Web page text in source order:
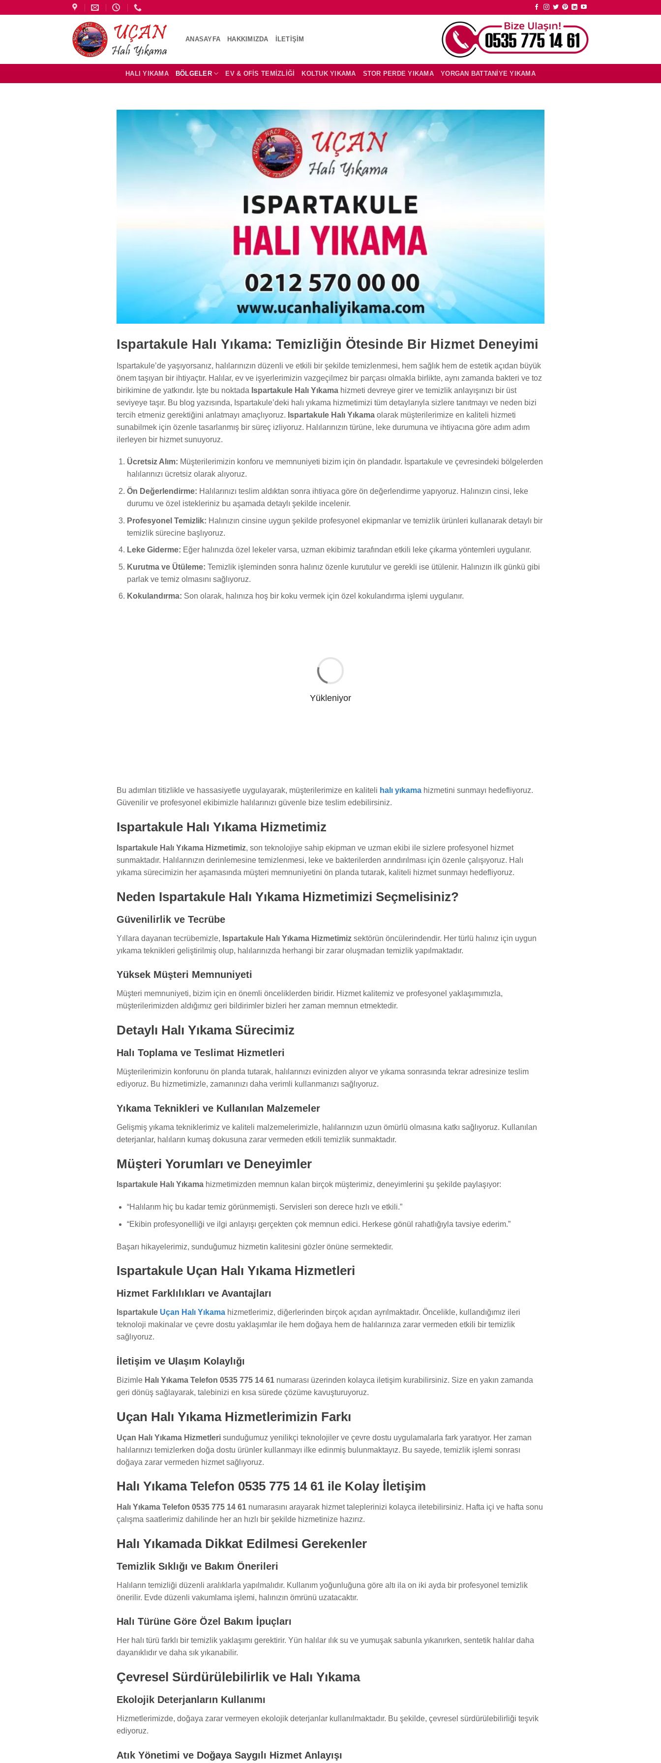
ANASAYFA HAKKIMIZDA İLETIŞIM
HALI YIKAMA BÖLGELER EV & OFIS TEMIZLIĞI KOLTUK YIKAMA STOR PERDE YIKAMA YORGAN BATTANIYE YIKAMA
Ispartakule Halı Yıkama: Temizliğin Ötesinde Bir Hizmet Deneyimi
Ispartakule’de yaşıyorsanız, halılarınızın düzenli ve etkili bir şekilde temizlenmesi, hem sağlık hem de estetik açıdan büyük
önem taşıyan bir ihtiyaçtır. Halılar, ev ve işyerlerimizin vazgeçilmez bir parçası olmakla birlikte, aynı zamanda bakteri ve toz
birikimine de yatkındır. İşte bu noktada Ispartakule Halı Yıkama hizmeti devreye girer ve temizlik anlayışınızı bir üst
seviyeye taşır. Bu blog yazısında, Ispartakule’deki halı yıkama hizmetimizi tüm detaylarıyla sizlere tanıtmayı ve neden bizi
tercih etmeniz gerektiğini anlatmayı amaçlıyoruz. Ispartakule Halı Yıkama olarak müşterilerimize en kaliteli hizmeti
sunabilmek için özenle tasarlanmış bir süreç izliyoruz. Halılarınızın türüne, leke durumuna ve ihtiyacına göre adım adım
ilerleyen bir hizmet sunuyoruz.
Ücretsiz Alım: Müşterilerimizin konforu ve memnuniyeti bizim için ön plandadır. İspartakule ve çevresindeki bölgelerden
halılarınızı ücretsiz olarak alıyoruz.
Ön Değerlendirme: Halılarınızı teslim aldıktan sonra ihtiyaca göre ön değerlendirme yapıyoruz. Halınızın cinsi, leke
durumu ve özel istekleriniz bu aşamada detaylı şekilde incelenir.
Profesyonel Temizlik: Halınızın cinsine uygun şekilde profesyonel ekipmanlar ve temizlik ürünleri kullanarak detaylı bir
temizlik sürecine başlıyoruz.
Leke Giderme: Eğer halınızda özel lekeler varsa, uzman ekibimiz tarafından etkili leke çıkarma yöntemleri uygulanır.
Kurutma ve Ütüleme: Temizlik işleminden sonra halınız özenle kurutulur ve gerekli ise ütülenir. Halınızın ilk günkü gibi
parlak ve temiz olmasını sağlıyoruz.
Kokulandırma: Son olarak, halınıza hoş bir koku vermek için özel kokulandırma işlemi uygulanır.
Yükleniyor
Bu adımları titizlikle ve hassasiyetle uygulayarak, müşterilerimize en kaliteli halı yıkama hizmetini sunmayı hedefliyoruz.
Güvenilir ve profesyonel ekibimizle halılarınızı güvenle bize teslim edebilirsiniz.
Ispartakule Halı Yıkama Hizmetimiz
Ispartakule Halı Yıkama Hizmetimiz, son teknolojiye sahip ekipman ve uzman ekibi ile sizlere profesyonel hizmet
sunmaktadır. Halılarınızın derinlemesine temizlenmesi, leke ve bakterilerden arındırılması için özenle çalışıyoruz. Halı
yıkama sürecimizin her aşamasında müşteri memnuniyetini ön planda tutarak, kaliteli hizmet sunmayı hedefliyoruz.
Neden Ispartakule Halı Yıkama Hizmetimizi Seçmelisiniz?
Güvenilirlik ve Tecrübe
Yıllara dayanan tecrübemizle, Ispartakule Halı Yıkama Hizmetimiz sektörün öncülerindendir. Her türlü halınız için uygun
yıkama teknikleri geliştirilmiş olup, halılarınızda herhangi bir zarar oluşmadan temizlik yapılmaktadır.
Yüksek Müşteri Memnuniyeti
Müşteri memnuniyeti, bizim için en önemli önceliklerden biridir. Hizmet kalitemiz ve profesyonel yaklaşımımızla,
müşterilerimizden aldığımız geri bildirimler bizleri her zaman memnun etmektedir.
Detaylı Halı Yıkama Sürecimiz
Halı Toplama ve Teslimat Hizmetleri
Müşterilerimizin konforunu ön planda tutarak, halılarınızı evinizden alıyor ve yıkama sonrasında tekrar adresinize teslim
ediyoruz. Bu hizmetimizle, zamanınızı daha verimli kullanmanızı sağlıyoruz.
Yıkama Teknikleri ve Kullanılan Malzemeler
Gelişmiş yıkama tekniklerimiz ve kaliteli malzemelerimizle, halılarınızın uzun ömürlü olmasına katkı sağlıyoruz. Kullanılan
deterjanlar, halıların kumaş dokusuna zarar vermeden etkili temizlik sunmaktadır.
Müşteri Yorumları ve Deneyimler
Ispartakule Halı Yıkama hizmetimizden memnun kalan birçok müşterimiz, deneyimlerini şu şekilde paylaşıyor:
“Halılarım hiç bu kadar temiz görünmemişti. Servisleri son derece hızlı ve etkili.”
“Ekibin profesyonelliği ve ilgi anlayışı gerçekten çok memnun edici. Herkese gönül rahatlığıyla tavsiye ederim.”
Başarı hikayelerimiz, sunduğumuz hizmetin kalitesini gözler önüne sermektedir.
Ispartakule Uçan Halı Yıkama Hizmetleri
Hizmet Farklılıkları ve Avantajları
Ispartakule Uçan Halı Yıkama hizmetlerimiz, diğerlerinden birçok açıdan ayrılmaktadır. Öncelikle, kullandığımız ileri
teknoloji makinalar ve çevre dostu yaklaşımlar ile hem doğaya hem de halılarınıza zarar vermeden etkili bir temizlik
sağlıyoruz.
İletişim ve Ulaşım Kolaylığı
Bizimle Halı Yıkama Telefon 0535 775 14 61 numarası üzerinden kolayca iletişim kurabilirsiniz. Size en yakın zamanda
geri dönüş sağlayarak, talebinizi en kısa sürede çözüme kavuşturuyoruz.
Uçan Halı Yıkama Hizmetlerimizin Farkı
Uçan Halı Yıkama Hizmetleri sunduğumuz yenilikçi teknolojiler ve çevre dostu uygulamalarla fark yaratıyor. Her zaman
halılarınızı temizlerken doğa dostu ürünler kullanmayı ilke edinmiş bulunmaktayız. Bu sayede, temizlik işlemi sonrası
doğaya zarar vermeden hizmet sağlıyoruz.
Halı Yıkama Telefon 0535 775 14 61 ile Kolay İletişim
Halı Yıkama Telefon 0535 775 14 61 numarasını arayarak hizmet taleplerinizi kolayca iletebilirsiniz. Hafta içi ve hafta sonu
çalışma saatlerimiz dahilinde her an hızlı bir şekilde hizmetinize hazırız.
Halı Yıkamada Dikkat Edilmesi Gerekenler
Temizlik Sıklığı ve Bakım Önerileri
Halıların temizliği düzenli aralıklarla yapılmalıdır. Kullanım yoğunluğuna göre altı ila on iki ayda bir profesyonel temizlik
önerilir. Evde düzenli vakumlama işlemi, halınızın ömrünü uzatacaktır.
Halı Türüne Göre Özel Bakım İpuçları
Her halı türü farklı bir temizlik yaklaşımı gerektirir. Yün halılar ılık su ve yumuşak sabunla yıkanırken, sentetik halılar daha
dayanıklıdır ve daha sık yıkanabilir.
Çevresel Sürdürülebilirlik ve Halı Yıkama
Ekolojik Deterjanların Kullanımı
Hizmetlerimizde, doğaya zarar vermeyen ekolojik deterjanlar kullanılmaktadır. Bu şekilde, çevresel sürdürülebilirliği teşvik
ediyoruz.
Atık Yönetimi ve Doğaya Saygılı Hizmet Anlayışı